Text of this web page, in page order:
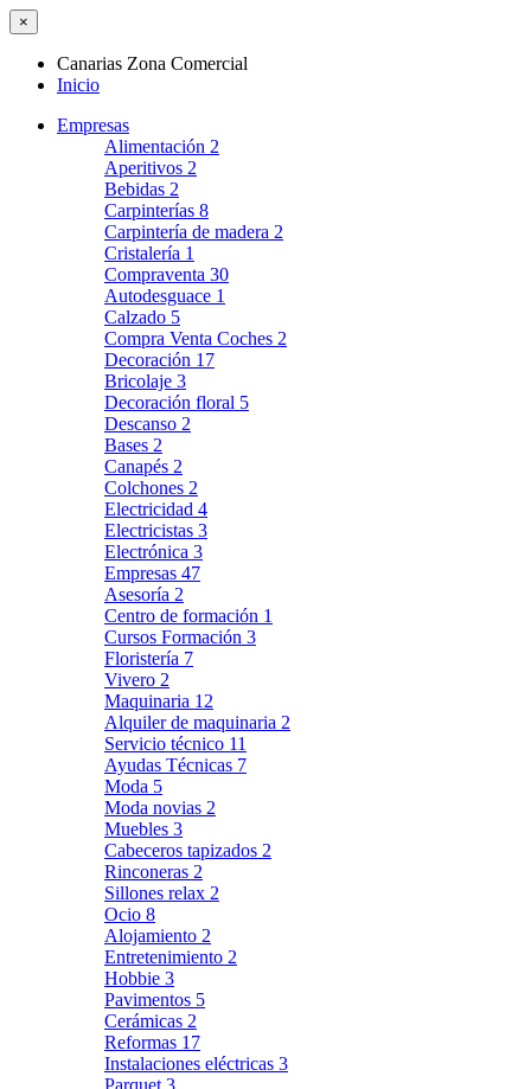
×
Canarias Zona Comercial
Inicio
Empresas
Alimentación 2
Aperitivos 2
Bebidas 2
Carpinterías 8
Carpintería de madera 2
Cristalería 1
Compraventa 30
Autodesguace 1
Calzado 5
Compra Venta Coches 2
Decoración 17
Bricolaje 3
Decoración floral 5
Descanso 2
Bases 2
Canapés 2
Colchones 2
Electricidad 4
Electricistas 3
Electrónica 3
Empresas 47
Asesoría 2
Centro de formación 1
Cursos Formación 3
Floristería 7
Vivero 2
Maquinaria 12
Alquiler de maquinaria 2
Servicio técnico 11
Ayudas Técnicas 7
Moda 5
Moda novias 2
Muebles 3
Cabeceros tapizados 2
Rinconeras 2
Sillones relax 2
Ocio 8
Alojamiento 2
Entretenimiento 2
Hobbie 3
Pavimentos 5
Cerámicas 2
Reformas 17
Instalaciones eléctricas 3
Parquet 3